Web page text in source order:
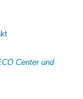
Center und